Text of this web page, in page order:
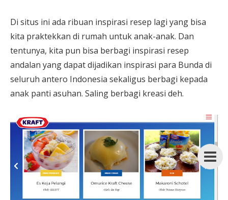
Di situs ini ada ribuan inspirasi resep lagi yang bisa
kita praktekkan di rumah untuk anak-anak. Dan
tentunya, kita pun bisa berbagi inspirasi resep
andalan yang dapat dijadikan inspirasi para Bunda di
seluruh antero Indonesia sekaligus berbagi kepada
anak panti asuhan. Saling berbagi kreasi deh.